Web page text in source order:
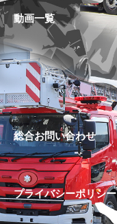
動画一覧
総合お問い合わせ
プライバシーポリシー